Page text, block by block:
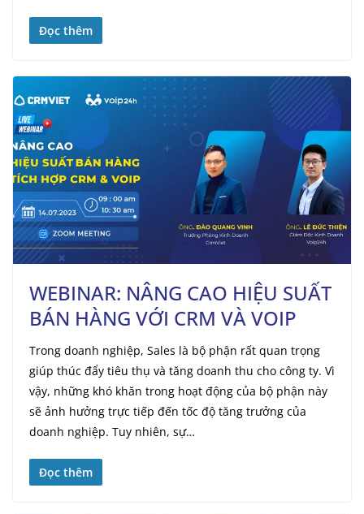
Đọc thêm
WEBINAR: NÂNG CAO HIỆU SUẤT
BÁN HÀNG VỚI CRM VÀ VOIP
Trong doanh nghiệp, Sales là bộ phận rất quan trọng
giúp thúc đẩy tiêu thụ và tăng doanh thu cho công ty. Vì
vậy, những khó khăn trong hoạt động của bộ phận này
sẽ ảnh hưởng trực tiếp đến tốc độ tăng trưởng của
doanh nghiệp. Tuy nhiên, sự…
Đọc thêm